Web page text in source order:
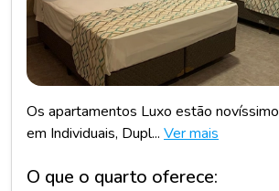
Os apartamentos Luxo estão
em Individuais, Dupl... Ver mais
O que o quarto oferece: